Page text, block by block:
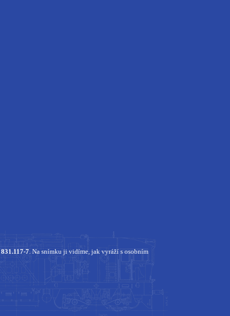
831.117-7. Na snímku ji vidíme, jak vyráží s osobním